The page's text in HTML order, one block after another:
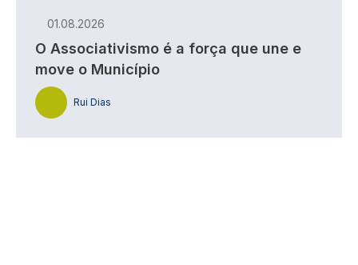
01.08.2026
O Associativismo é a força que une e
move o Município
Rui Dias